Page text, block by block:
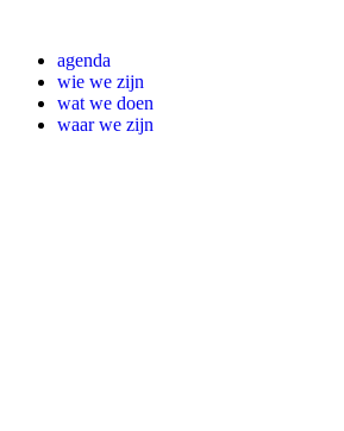
inhoud
agenda
wie we zijn
wat we doen
waar we zijn